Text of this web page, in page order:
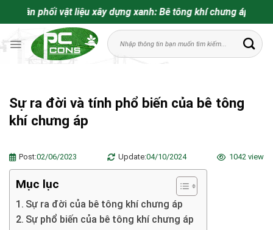
qua
nội
dung
phối vật liệu xây dựng xanh: Bê tông khí chưng áp. Vữa
Tìm
kiếm:
Sự ra đời và tính phổ biến của bê tông
khí chưng áp
Post:02/06/2023 Update:04/10/2024 1042 view
Mục lục
Sự ra đời của bê tông khí chưng áp
Sự phổ biến của bê tông khí chưng áp